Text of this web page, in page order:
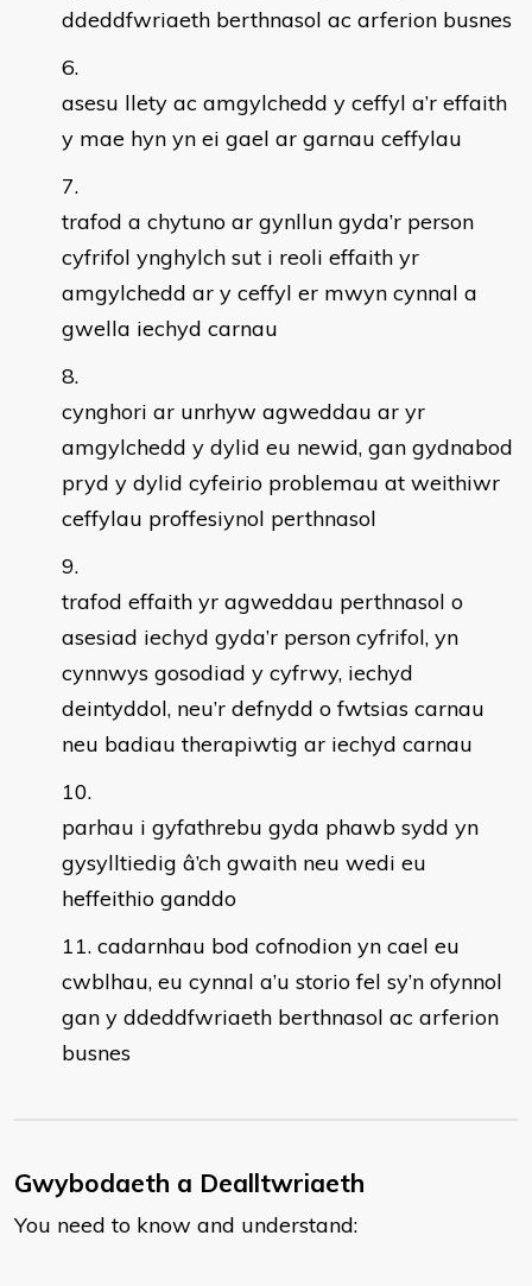
ddeddfwriaeth berthnasol ac arferion busnes
asesu llety ac amgylchedd y ceffyl a’r effaith
y mae hyn yn ei gael ar garnau ceffylau
trafod a chytuno ar gynllun gyda’r person
cyfrifol ynghylch sut i reoli effaith yr
amgylchedd ar y ceffyl er mwyn cynnal a
gwella iechyd carnau
cynghori ar unrhyw agweddau ar yr
amgylchedd y dylid eu newid, gan gydnabod
pryd y dylid cyfeirio problemau at weithiwr
ceffylau proffesiynol perthnasol
trafod effaith yr agweddau perthnasol o
asesiad iechyd gyda’r person cyfrifol, yn
cynnwys gosodiad y cyfrwy, iechyd
deintyddol, neu’r defnydd o fwtsias carnau
neu badiau therapiwtig ar iechyd carnau
parhau i gyfathrebu gyda phawb sydd yn
gysylltiedig â’ch gwaith neu wedi eu
heffeithio ganddo
cadarnhau bod cofnodion yn cael eu
cwblhau, eu cynnal a’u storio fel sy’n ofynnol
gan y ddeddfwriaeth berthnasol ac arferion
busnes
Gwybodaeth a Dealltwriaeth
You need to know and understand: